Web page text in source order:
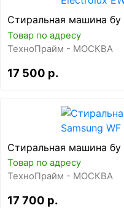
Стиральная машина бу
Товар по адресу
ТехноПрайм - МОСКВА
17 500 р.
Стиральная машина бу
Товар по адресу
ТехноПрайм - МОСКВА
17 700 р.